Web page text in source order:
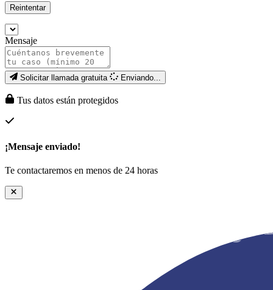
Reintentar
Mensaje
Solicitar llamada gratuita Enviando...
Tus datos están protegidos
¡Mensaje enviado!
Te contactaremos en menos de 24 horas